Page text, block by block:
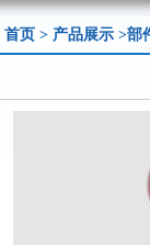
首页 > 产品展示 >部